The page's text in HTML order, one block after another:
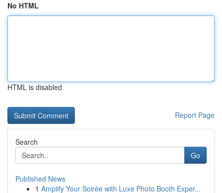
No HTML
HTML is disabled
Report Page
Search
Go
Published News
1 Amplify Your Soirée with Luxe Photo Booth Exper...